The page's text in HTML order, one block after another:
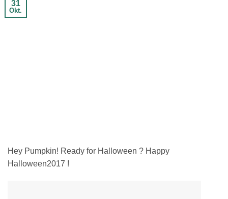
31
Okt.
Hey Pumpkin! Ready for Halloween ? Happy
Halloween2017 !